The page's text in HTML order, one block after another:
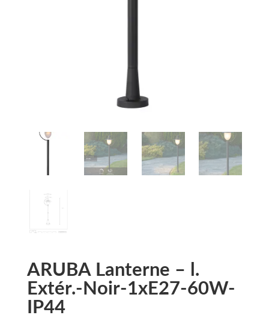
ARUBA Lanterne – l.
Extér.-Noir-1xE27-60W-
IP44